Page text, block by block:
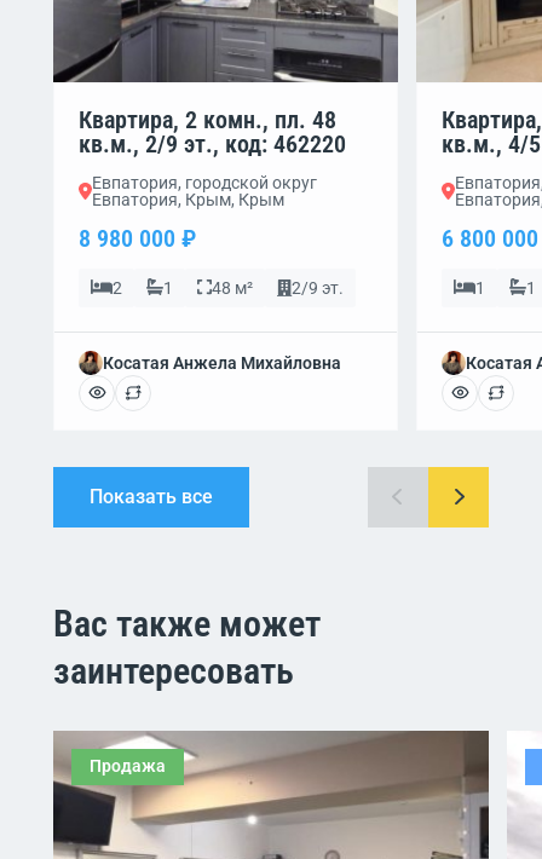
Квартира, 2 комн., пл. 48
кв.м., 2/9 эт., код: 462220
Евпатория, городской округ
Евпатория, Крым, Крым
8 980 000 ₽
2 1 48 м² 2/9 эт.
Косатая Анжела Михайловна
кв.м., 4/
6 800
1 1
Косатая
Показать все
Вас также может
заинтересовать
Продажа